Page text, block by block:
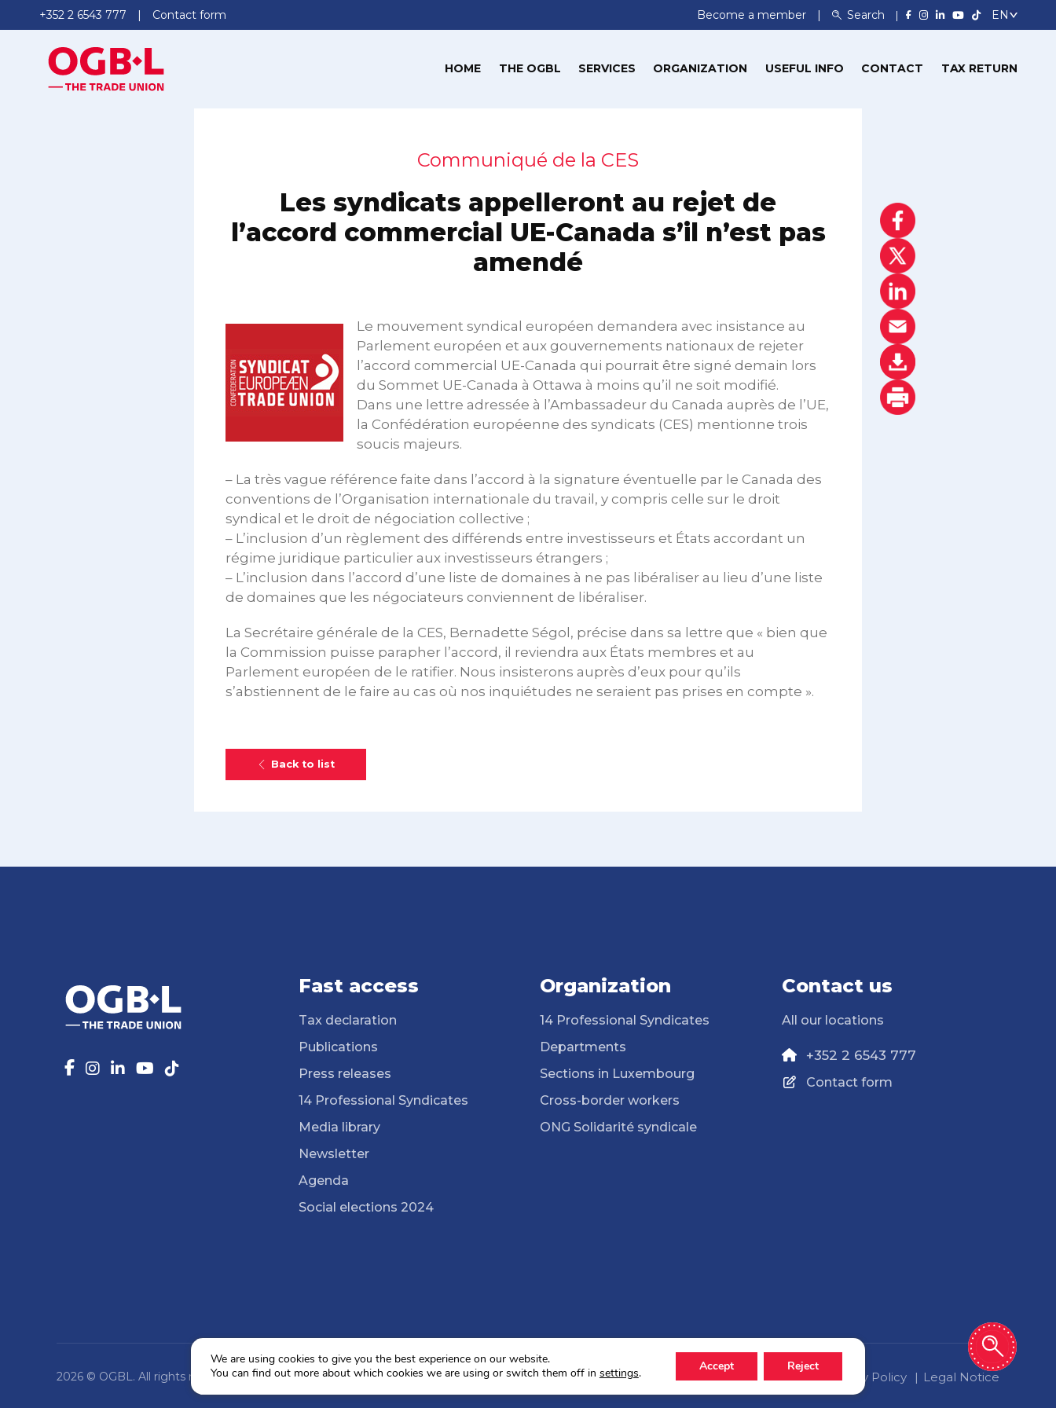
+352 2 6543 777 Contact form Become a member Search
HOME THE OGBL SERVICES ORGANIZATION USEFUL INFO CONTACT TAX RETURN
Communiqué de la CES
Les syndicats appelleront au rejet de
l’accord commercial UE-Canada s’il n’est pas
amendé
Le mouvement syndical européen demandera avec insistance au
Parlement européen et aux gouvernements nationaux de rejeter
l’accord commercial UE-Canada qui pourrait être signé demain lors
du Sommet UE-Canada à Ottawa à moins qu’il ne soit modifié.
Dans une lettre adressée à l’Ambassadeur du Canada auprès de l’UE,
la Confédération européenne des syndicats (CES) mentionne trois
soucis majeurs.
– La très vague référence faite dans l’accord à la signature éventuelle par le Canada des
conventions de l’Organisation internationale du travail, y compris celle sur le droit
syndical et le droit de négociation collective ;
– L’inclusion d’un règlement des différends entre investisseurs et États accordant un
régime juridique particulier aux investisseurs étrangers ;
– L’inclusion dans l’accord d’une liste de domaines à ne pas libéraliser au lieu d’une liste
de domaines que les négociateurs conviennent de libéraliser.
La Secrétaire générale de la CES, Bernadette Ségol, précise dans sa lettre que « bien que
la Commission puisse parapher l’accord, il reviendra aux États membres et au
Parlement européen de le ratifier. Nous insisterons auprès d’eux pour qu’ils
s’abstiennent de le faire au cas où nos inquiétudes ne seraient pas prises en compte ».
Back to list
Fast access
Tax declaration
Publications
Press releases
14 Professional Syndicates
Media library
Newsletter
Agenda
Social elections 2024
Organization
14 Professional Syndicates
Departments
Sections in Luxembourg
Cross-border workers
ONG Solidarité syndicale
Contact us
All our locations
+352 2 6543 777
Contact form
Privacy Policy Legal Notice
2026 © OGBL. All rights reserved.
We are using cookies to give you the best experience on our website.
You can find out more about which cookies we are using or switch them off in settings. Accept Reject